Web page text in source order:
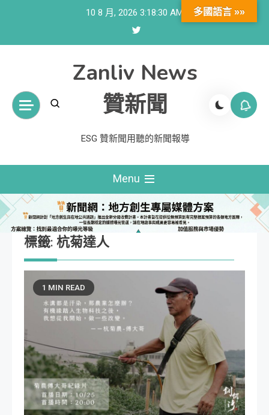
10 8 月, 2026 3:18:30 AM
Zanliv News
贊新聞
ESG 贊新聞用聽的新聞報導
Menu
標籤: 杭菊達人
1 MIN READ
多國語言 »»